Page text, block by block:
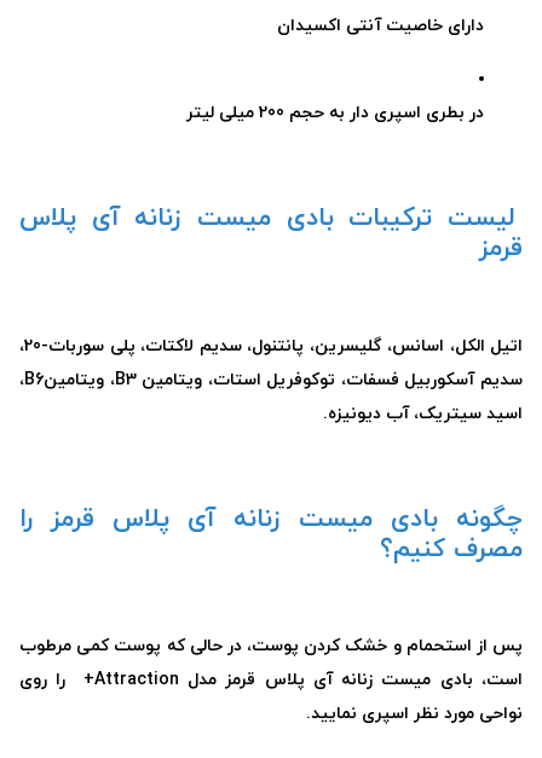
دارای خاصیت آنتی اکسیدان
در بطری اسپری دار به حجم 200 میلی لیتر
لیست ترکیبات بادی میست زنانه آی پلاس
قرمز
اتیل الکل، اسانس، گلیسرین، پانتنول، سدیم لاکتات، پلی سوربات-20،
سدیم آسکوربیل فسفات، توکوفریل استات، ویتامین B3، ویتامینB6،
اسید سیتریک، آب دیونیزه.
چگونه بادی میست زنانه آی پلاس قرمز را
مصرف کنیم؟
پس از استحمام و خشک کردن پوست، در حالی که پوست کمی مرطوب
است، بادی میست زنانه آی پلاس قرمز مدل Attraction+ را روی
نواحی مورد نظر اسپری نمایید.